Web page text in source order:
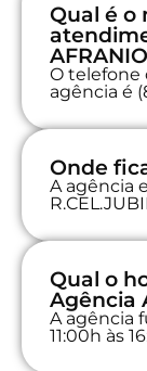
Qual é o
O telefone
agência é
Onde
A agência
Qual o
Agência
A agência
11:00h às